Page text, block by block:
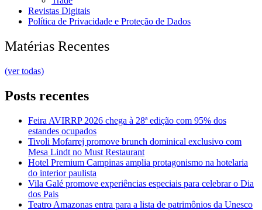
Revistas Digitais
Política de Privacidade e Proteção de Dados
Matérias Recentes
(ver todas)
Posts recentes
Feira AVIRRP 2026 chega à 28ª edição com 95% dos
estandes ocupados
Tivoli Mofarrej promove brunch dominical exclusivo com
Mesa Lindt no Must Restaurant
Hotel Premium Campinas amplia protagonismo na hotelaria
do interior paulista
Vila Galé promove experiências especiais para celebrar o Dia
dos Pais
Teatro Amazonas entra para a lista de patrimônios da Unesco